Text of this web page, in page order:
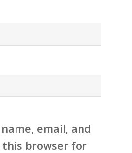
email, and
browser for